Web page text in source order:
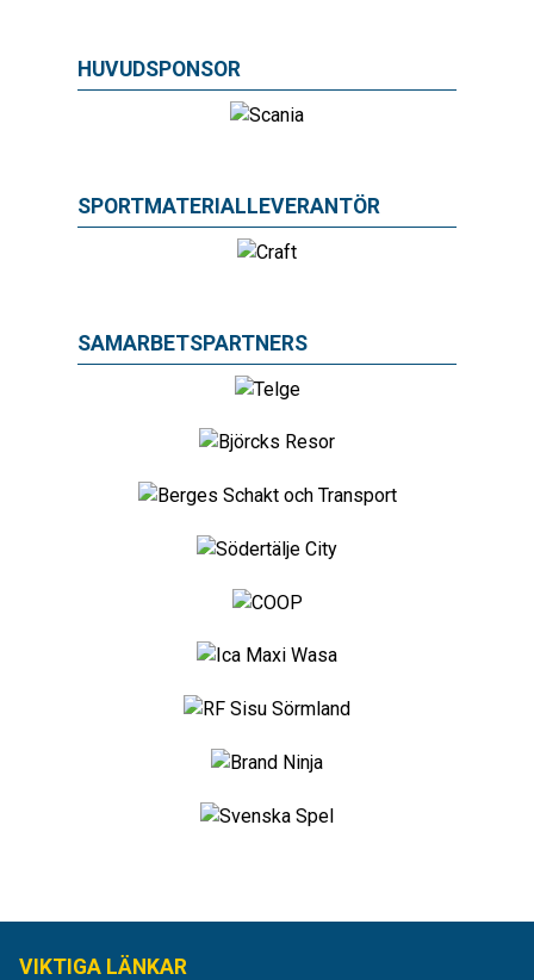
HUVUDSPONSOR
SPORTMATERIALLEVERANTÖR
SAMARBETSPARTNERS
VIKTIGA LÄNKAR